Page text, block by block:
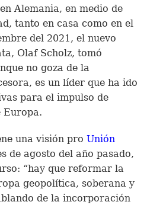
Alemania, en medio de
tanto en casa como en el
del 2021, el nuevo
Olaf Scholz, tomó
no goza de la
es un líder que ha ido
para el impulso de
Europa.
una visión pro Unión
de agosto del año pasado,
“hay que reformar la
geopolítica, soberana y
de la incorporación